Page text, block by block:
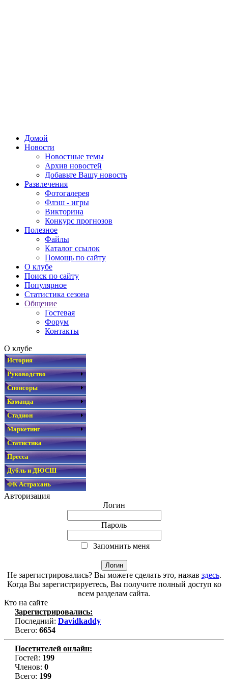
Домой
Новости
Новостные темы
Архив новостей
Добавьте Вашу новость
Развлечения
Фотогалерея
Флэш - игры
Викторина
Конкурс прогнозов
Полезное
Файлы
Каталог ссылок
Помощь по сайту
О клубе
Поиск по сайту
Популярное
Статистика сезона
Общение
Гостевая
Форум
Контакты
О клубе
История
Руководство
Спонсоры
Команда
Стадион
Маркетинг
Статистика
Пресса
Дубль и ДЮСШ
ФК Астрахань
Авторизация
Логин
Пароль
Запомнить меня
Не зарегистрировались? Вы можете сделать это, нажав здесь.
Когда Вы зарегистрируетесь, Вы получите полный доступ ко
всем разделам сайта.
Кто на сайте
Зарегистрировались:
Последний: Davidkaddy
Всего: 6654
Посетителей онлайн:
Гостей: 199
Членов: 0
Всего: 199